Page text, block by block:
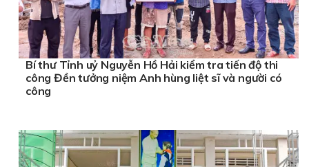
Bí thư Tỉnh uỷ Nguyễn Hồ Hải kiểm tra tiến độ thi
công Đền tưởng niệm Anh hùng liệt sĩ và người có
công